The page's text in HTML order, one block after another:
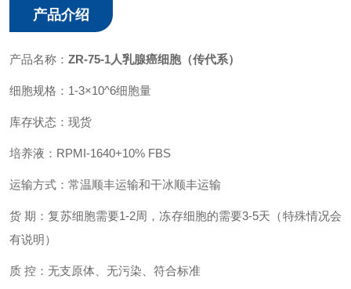
产品介绍
产品名称： ZR-75-1人乳腺癌细胞（传代系）
细胞规格：1-3×10^6细胞量
库存状态：现货
培养液： RPMI-1640+10% FBS
运输方式：常温顺丰运输和干冰顺丰运输
货 期：复苏细胞需要1-2周，冻存细胞的需要3-5天（特殊情况会
有说明）
质 控：无支原体、无污染、符合标准